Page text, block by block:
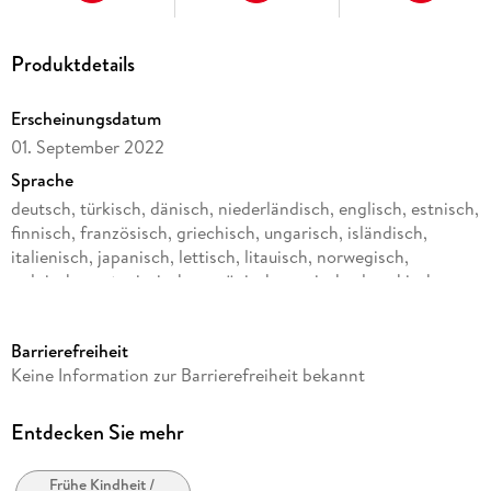
Produktdetails
Erscheinungsdatum
01. September 2022
Sprache
deutsch, türkisch, dänisch, niederländisch, englisch, estnisch,
finnisch, französisch, griechisch, ungarisch, isländisch,
italienisch, japanisch, lettisch, litauisch, norwegisch,
polnisch, portugiesisch, rumänisch, russisch, slowakisch,
von 8 bis 99 Jahren
GraviTrax
Barrierefreiheit
Keine Information zur Barrierefreiheit bekannt
Entdecken Sie mehr
Frühe Kindheit /